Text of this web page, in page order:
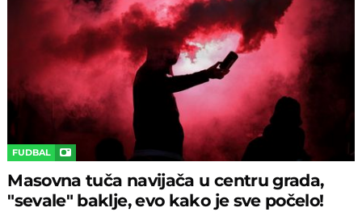
FUDBAL
Masovna tuča navijača u centru grada,
"sevale" baklje, evo kako je sve počelo!